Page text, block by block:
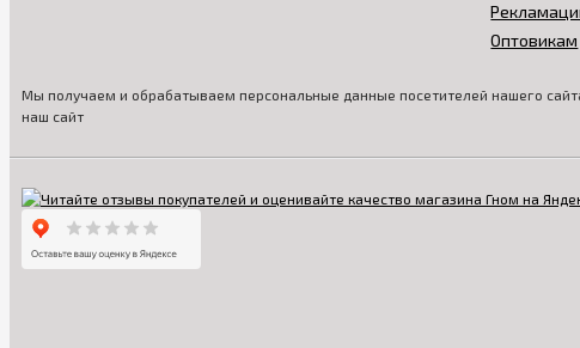
Оптовикам
Мы получаем и обрабатываем персональные данные посетителей нашего
наш сайт